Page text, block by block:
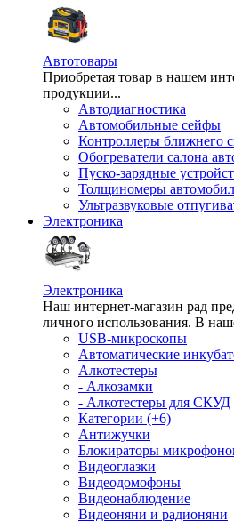
Автотовары
Приобретая товар в нашем
продукции...
Автодиагностика
Автомобильные сейфы
Контроллеры ближнего
Обогреватели салона
Пуско-зарядные
Толщиномеры
Ультразвуковые
Электроника
Электроника
Наш интернет-магазин рад
личного использования. В
USB-микроскопы
Автоматические
Алкотестеры
- Алкозамки
- Алкотестеры для СКУД
Категории (+6)
Антижучки
Блокираторы
Видеоглазки
Видеодомофоны
Видеонаблюдение
Видеоняни и радионяни